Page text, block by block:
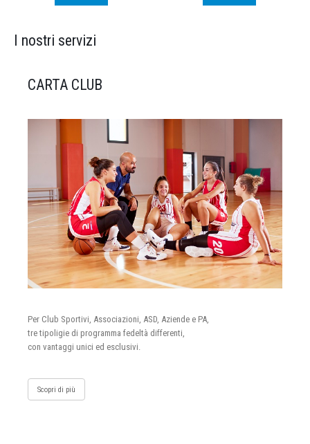
I nostri servizi
CARTA CLUB
Per Club Sportivi, Associazioni, ASD, Aziende e PA,
tre tipoligie di programma fedeltà differenti,
con vantaggi unici ed esclusivi.
Scopri di più